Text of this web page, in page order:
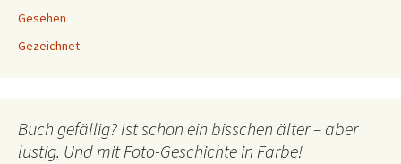
Gesehen
Gezeichnet
Buch gefällig? Ist schon ein bisschen älter – aber
lustig. Und mit Foto-Geschichte in Farbe!